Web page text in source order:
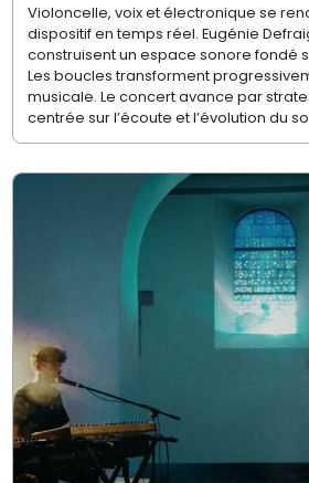
Violoncelle, voix et électronique se
dispositif en temps réel. Eugénie
construisent un espace sonore fondé
Les boucles transforment
musicale. Le concert avance par
centrée sur l’écoute et l’évolution du